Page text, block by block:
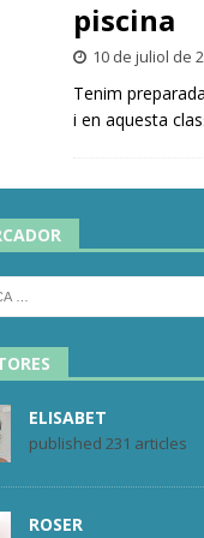
piscina
10 de juliol de
Tenim
i en aquesta
ELISABET
published 231 articles
ROSER